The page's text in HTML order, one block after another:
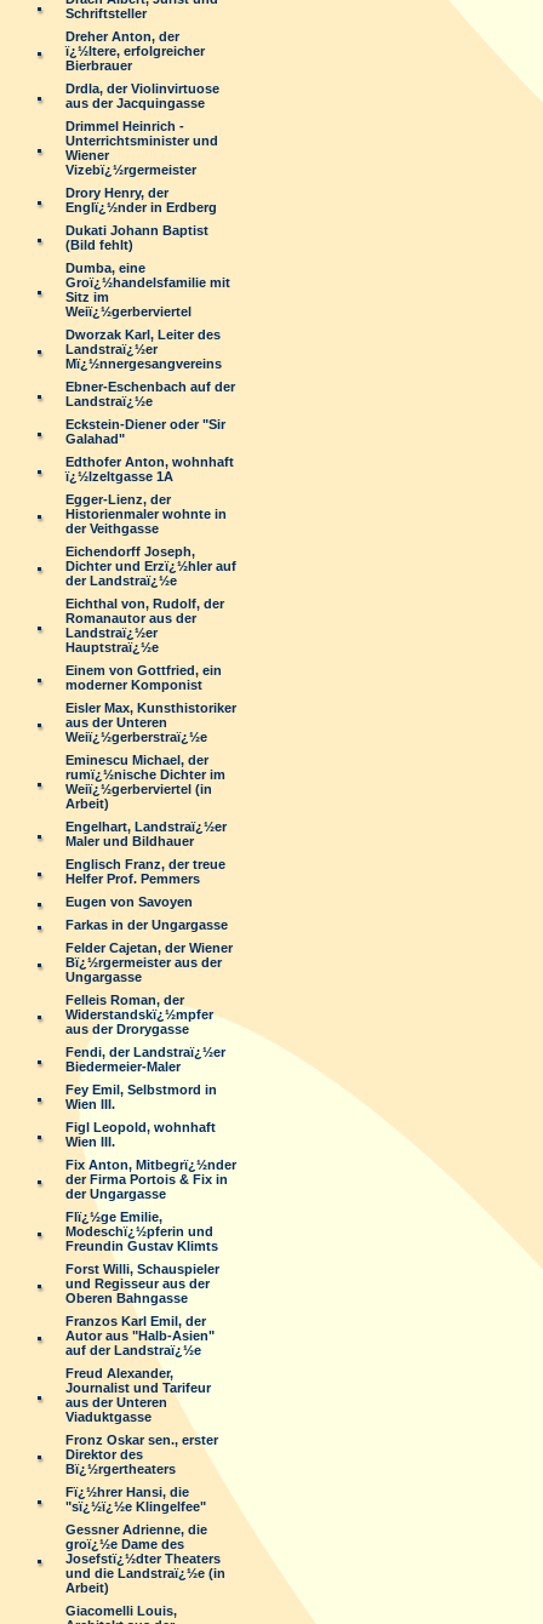
Schriftsteller
Dreher Anton, der
ï¿½ltere, erfolgreicher
Bierbrauer
Drdla, der Violinvirtuose
aus der Jacquingasse
Drimmel Heinrich -
Unterrichtsminister und
Wiener
Vizebï¿½rgermeister
Drory Henry, der
Englï¿½nder in Erdberg
Dukati Johann Baptist
(Bild fehlt)
Dumba, eine
Groï¿½handelsfamilie mit
Sitz im
Weiï¿½gerberviertel
Dworzak Karl, Leiter des
Landstraï¿½er
Mï¿½nnergesangvereins
Ebner-Eschenbach auf der
Landstraï¿½e
Eckstein-Diener oder "Sir
Galahad"
Edthofer Anton, wohnhaft
ï¿½lzeltgasse 1A
Egger-Lienz, der
Historienmaler wohnte in
der Veithgasse
Eichendorff Joseph,
Dichter und Erzï¿½hler auf
der Landstraï¿½e
Eichthal von, Rudolf, der
Romanautor aus der
Landstraï¿½er
Hauptstraï¿½e
Einem von Gottfried, ein
moderner Komponist
Eisler Max, Kunsthistoriker
aus der Unteren
Weiï¿½gerberstraï¿½e
Eminescu Michael, der
rumï¿½nische Dichter im
Weiï¿½gerberviertel (in
Arbeit)
Engelhart, Landstraï¿½er
Maler und Bildhauer
Englisch Franz, der treue
Helfer Prof. Pemmers
Eugen von Savoyen
Farkas in der Ungargasse
Felder Cajetan, der Wiener
Bï¿½rgermeister aus der
Ungargasse
Felleis Roman, der
Widerstandskï¿½mpfer
aus der Drorygasse
Fendi, der Landstraï¿½er
Biedermeier-Maler
Fey Emil, Selbstmord in
Wien III.
Figl Leopold, wohnhaft
Wien III.
Fix Anton, Mitbegrï¿½nder
der Firma Portois & Fix in
der Ungargasse
Flï¿½ge Emilie,
Modeschï¿½pferin und
Freundin Gustav Klimts
Forst Willi, Schauspieler
und Regisseur aus der
Oberen Bahngasse
Franzos Karl Emil, der
Autor aus "Halb-Asien"
auf der Landstraï¿½e
Freud Alexander,
Journalist und Tarifeur
aus der Unteren
Viaduktgasse
Fronz Oskar sen., erster
Direktor des
Bï¿½rgertheaters
Fï¿½hrer Hansi, die
"sï¿½ï¿½e Klingelfee"
Gessner Adrienne, die
groï¿½e Dame des
Josefstï¿½dter Theaters
und die Landstraï¿½e (in
Arbeit)
Giacomelli Louis,